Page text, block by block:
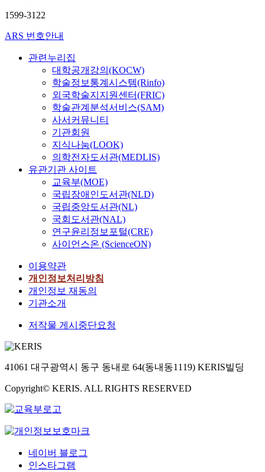
1599-3122
ARS 번호안내
관련누리집
대학공개강의(KOCW)
학술정보통계시스템(Rinfo)
외국학술지지원센터(FRIC)
학술관계분석서비스(SAM)
사서커뮤니티
기관회원
지식나눔(LOOK)
의학전자도서관(MEDLIS)
유관기관 사이트
교육부(MOE)
국립장애인도서관(NLD)
국립중앙도서관(NL)
국회도서관(NAL)
연구윤리정보포털(CRE)
사이언스온 (ScienceON)
이용약관
개인정보처리방침
개인정보 재동의
기관소개
저작물 게시중단요청
41061 대구광역시 동구 동내로 64(동내동1119) KERIS빌딩
Copyright© KERIS. ALL RIGHTS RESERVED
네이버 블로그
인스타그램